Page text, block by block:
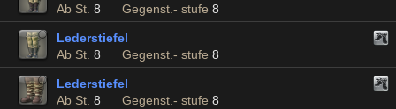
Ab St. 8 Gegenst.- stufe 8
Lederstiefel
Ab St. 8 Gegenst.- stufe 8
Lederstiefel
Ab St. 8 Gegenst.- stufe 8